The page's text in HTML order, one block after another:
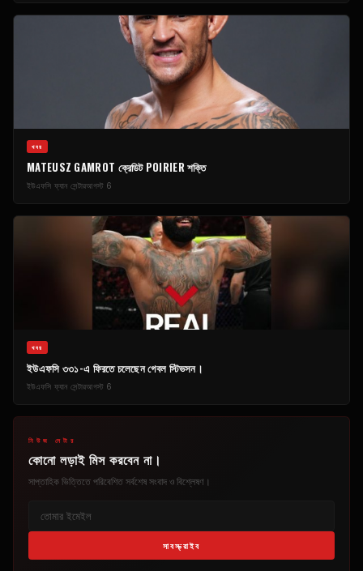
খবর
MATEUSZ GAMROT ক্রেডিট POIRIER শক্তি
ইউএফসি ফ্যান সেন্টারআগস্ট 6
খবর
ইউএফসি ৩৩১-এ ফিরতে চলেছেন গেবল স্টিভসন।
ইউএফসি ফ্যান সেন্টারআগস্ট 6
নিউজ লেটার
কোনো লড়াই মিস করবেন না।
সাপ্তাহিক ভিত্তিতে পরিবেশিত সর্বশেষ সংবাদ ও বিশ্লেষণ।
সাবস্ক্রাইব